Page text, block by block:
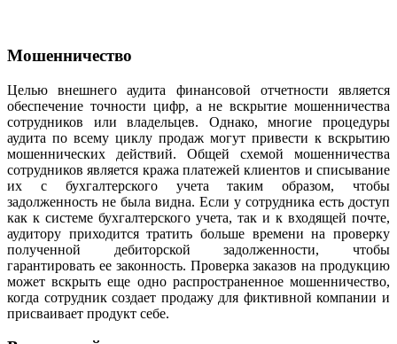
Мошенничество
Целью внешнего аудита финансовой отчетности является
обеспечение точности цифр, а не вскрытие мошенничества
сотрудников или владельцев. Однако, многие процедуры
аудита по всему циклу продаж могут привести к вскрытию
мошеннических действий. Общей схемой мошенничества
сотрудников является кража платежей клиентов и списывание
их с бухгалтерского учета таким образом, чтобы
задолженность не была видна. Если у сотрудника есть доступ
как к системе бухгалтерского учета, так и к входящей почте,
аудитору приходится тратить больше времени на проверку
полученной дебиторской задолженности, чтобы
гарантировать ее законность. Проверка заказов на продукцию
может вскрыть еще одно распространенное мошенничество,
когда сотрудник создает продажу для фиктивной компании и
присваивает продукт себе.